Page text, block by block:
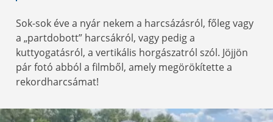
Sok-sok éve a nyár nekem a harcsázásról, főleg vagy
a „partdobott” harcsákról, vagy pedig a
kuttyogatásról, a vertikális horgászatról szól. Jöjjön
pár fotó abból a filmből, amely megörökítette a
rekordharcsámat!